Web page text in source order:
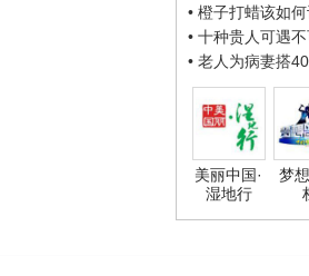
• 橙子打蜡该如何
• 十种贵人可遇
• 老人为病妻搭
美丽中国·
湿地行
梦